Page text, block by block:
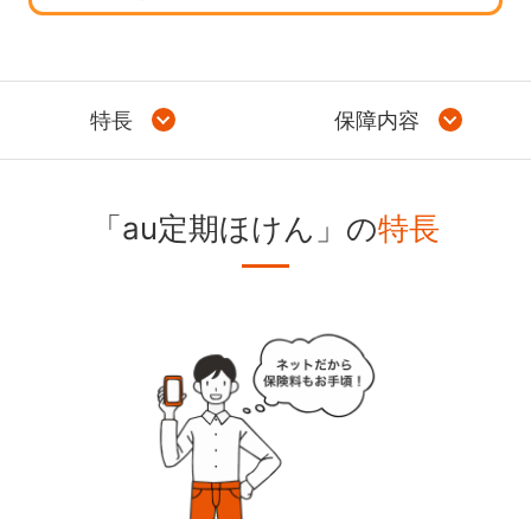
特長 保障内容
「au定期ほけん」の特長